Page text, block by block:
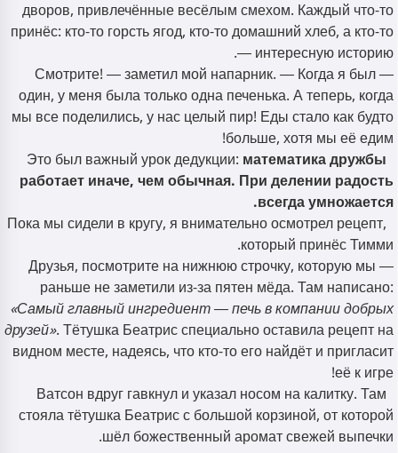
дворов, привлечённые весёлым смехом. Каждый что-то
принёс: кто-то горсть ягод, кто-то домашний хлеб, а кто-то
— интересную историю.
— Смотрите! — заметил мой напарник. — Когда я был
один, у меня была только одна печенька. А теперь, когда
мы все поделились, у нас целый пир! Еды стало как будто
больше, хотя мы её едим!
Это был важный урок дедукции:математика дружбы
работает иначе, чем обычная. При делении радость
всегда умножается.
Пока мы сидели в кругу, я внимательно осмотрел рецепт,
который принёс Тимми.
— Друзья, посмотрите на нижнюю строчку, которую мы
раньше не заметили из-за пятен мёда. Там написано:
«Самый главный ингредиент — печь в компании добрых
друзей». Тётушка Беатрис специально оставила рецепт на
видном месте, надеясь, что кто-то его найдёт и пригласит
её к игре!
Ватсон вдруг гавкнул и указал носом на калитку. Там
стояла тётушка Беатрис с большой корзиной, от которой
шёл божественный аромат свежей выпечки.